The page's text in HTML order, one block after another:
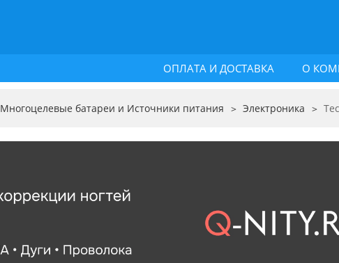
ОПЛАТА И ДОСТАВКА О
Многоцелевые батареи и Источники питания Электроника